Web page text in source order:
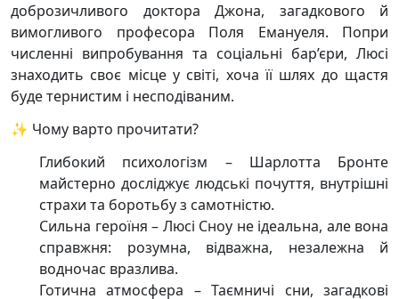
доброзичливого доктора Джона, загадкового й
вимогливого професора Поля Емануеля. Попри
численні випробування та соціальні бар’єри, Люсі
знаходить своє місце у світі, хоча її шлях до щастя
буде тернистим і несподіваним.
✨ Чому варто прочитати?
Глибокий психологізм – Шарлотта Бронте
майстерно досліджує людські почуття, внутрішні
страхи та боротьбу з самотністю.
Сильна героїня – Люсі Сноу не ідеальна, але вона
справжня: розумна, відважна, незалежна й
водночас вразлива.
Готична атмосфера – Таємничі сни, загадкові